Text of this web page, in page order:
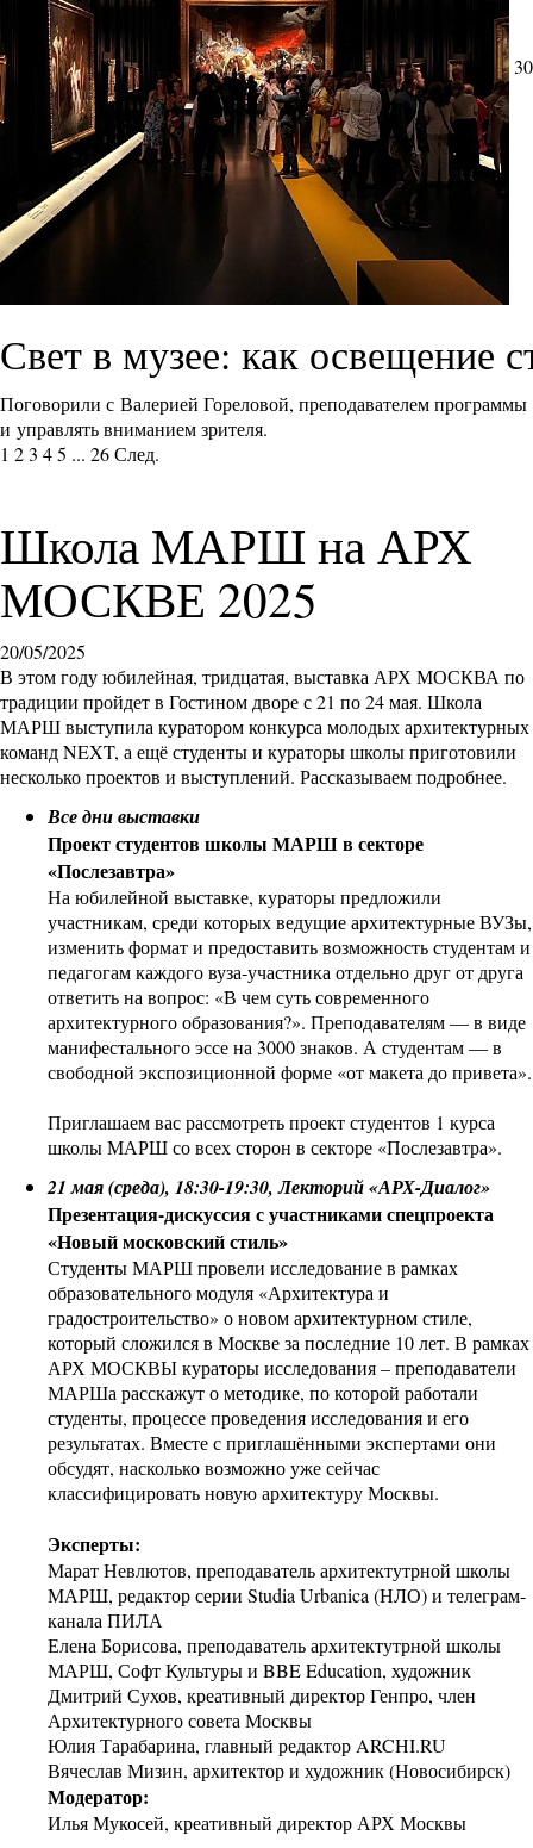
Свет в музее: как освещение
Поговорили с Валерией Гореловой, преподавателем программы
и управлять вниманием зрителя.
1 23 45 ... 26След.
Школа МАРШ на АРХ
МОСКВЕ 2025
20/05/2025
В этом году юбилейная, тридцатая, выставка АРХ МОСКВА по
традиции пройдет в Гостином дворе с 21 по 24 мая. Школа
МАРШ выступила куратором конкурса молодых архитектурных
команд NEXT, а ещё студенты и кураторы школы приготовили
несколько проектов и выступлений. Рассказываем подробнее.
Все дни выставки
Проект студентов школы МАРШ в секторе
«Послезавтра»
На юбилейной выставке, кураторы предложили
участникам, среди которых ведущие архитектурные ВУЗы,
изменить формат и предоставить возможность студентам и
педагогам каждого вуза-участника отдельно друг от друга
ответить на вопрос: «В чем суть современного
архитектурного образования?». Преподавателям ― в виде
манифестального эссе на 3000 знаков. А студентам ― в
свободной экспозиционной форме «от макета до привета».
Приглашаем вас рассмотреть проект студентов 1 курса
школы МАРШ со всех сторон в секторе «Послезавтра».
21 мая (среда), 18:30-19:30, Лекторий «АРХ-Диалог»
Презентация-дискуссия с участниками спецпроекта
«Новый московский стиль»
Студенты МАРШ провели исследование в рамках
образовательного модуля «Архитектура и
градостроительство» о новом архитектурном стиле,
который сложился в Москве за последние 10 лет. В рамках
АРХ МОСКВЫ кураторы исследования – преподаватели
МАРШа расскажут о методике, по которой работали
студенты, процессе проведения исследования и его
результатах. Вместе с приглашёнными экспертами они
обсудят, насколько возможно уже сейчас
классифицировать новую архитектуру Москвы.
Эксперты:
Марат Невлютов, преподаватель архитектутрной школы
МАРШ, редактор серии Studia Urbanica (НЛО) и телеграм-
канала ПИЛА
Елена Борисова, преподаватель архитектутрной школы
МАРШ, Софт Культуры и BBE Education, художник
Дмитрий Сухов, креативный директор Генпро, член
Архитектурного совета Москвы
Юлия Тарабарина, главный редактор ARCHI.RU
Вячеслав Мизин, архитектор и художник (Новосибирск)
Модератор:
Илья Мукосей, креативный директор АРХ Москвы